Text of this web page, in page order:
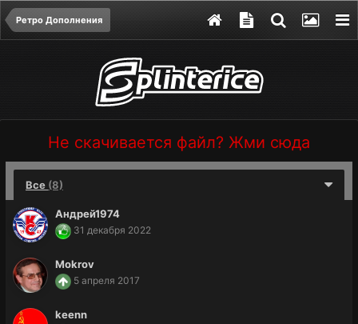
Ретро Дополнения
Не скачивается файл? Жми сюда
Все (8)
Андрей1974
31 декабря 2022
Mokrov
5 апреля 2017
keenn